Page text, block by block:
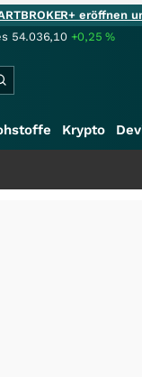
eröffnen
54.036,10 +0,25%
Krypto